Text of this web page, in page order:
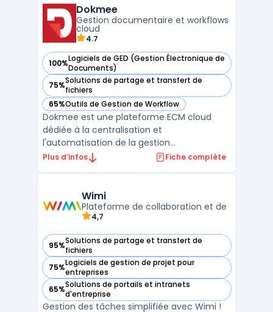
stocker, classer et retrouver facilement les
documents grâce à une int ...
Dokmee
Gestion documentaire et workflows
cloud
4.7
100%Logiciels de GED (Gestion Électronique de
Documents)
— voir Dokmee dans cette catégorie
75%Solutions de partage et transfert de
fichiers
— voir Dokmee dans cette catégorie
65%Outils de Gestion de Workflow
— voir Dokmee dans cette catégorie
Dokmee est une plateforme ECM cloud
dédiée à la centralisation et
l'automatisation de la gestion
documentaire pour les organisations multi-
documents, capture illimitée avec OCR 134
langues et indexation bas ...
Plus d’infos Fiche complète
Wimi
Plateforme de collaboration et de
4,7
95%Solutions de partage et transfert de
fichiers
— voir Wimi dans cette catégorie
75%Logiciels de gestion de projet pour
entreprises
— voir Wimi dans cette catégorie
65%Solutions de portails et intranets
d'entreprise
— voir Wimi dans cette catégorie
Gestion des tâches simplifiée avec Wimi !